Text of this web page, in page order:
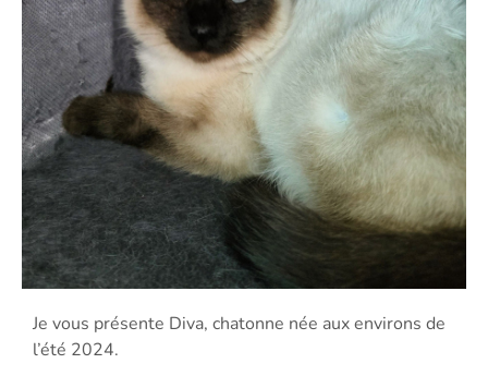
Je vous présente Diva, chatonne née aux environs de
l’été 2024.